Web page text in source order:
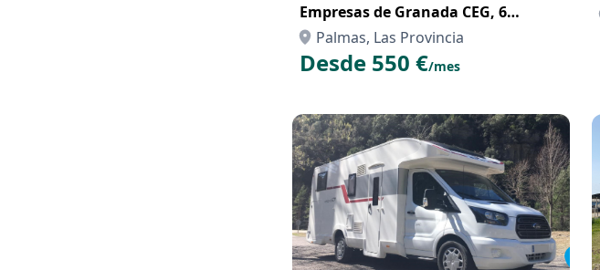
Empresas de Granada CEG, 6
puestos de trabajo
Palmas, Las Provincia
Desde 550 €/mes